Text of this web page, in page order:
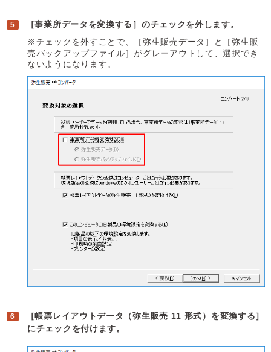
［事業所データを変換する］のチェックを外します。
※チェックを外すことで、［弥生販売データ］と［弥生販
売バックアップファイル］がグレーアウトして、選択でき
ないようになります。
［帳票レイアウトデータ（弥生販売 11 形式）を変換する］
にチェックを付けます。